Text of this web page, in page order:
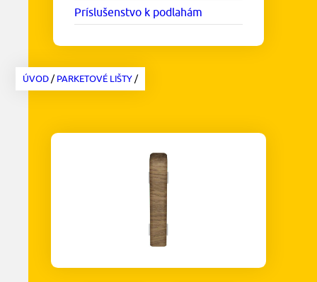
Príslušenstvo k podlahám
ÚVOD/PARKETOVÉ LIŠTY/